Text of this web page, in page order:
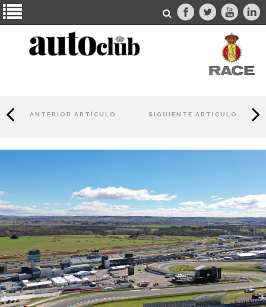
ANTERIOR ARTÍCULO SIGUIENTE ARTÍCULO